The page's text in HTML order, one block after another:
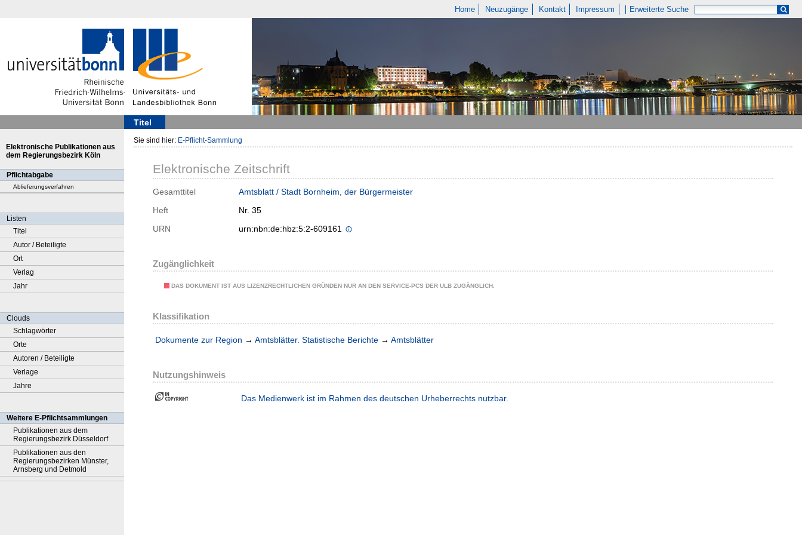
Home Neuzugänge Kontakt Impressum Erweiterte Suche
Titel
Elektronische Publikationen aus
dem Regierungsbezirk Köln
Pflichtabgabe
Ablieferungsverfahren
Listen
Titel
Autor / Beteiligte
Ort
Verlag
Jahr
Clouds
Schlagwörter
Orte
Autoren / Beteiligte
Verlage
Jahre
Weitere E-Pflichtsammlungen
Publikationen aus dem
Regierungsbezirk Düsseldorf
Publikationen aus den
Regierungsbezirken Münster,
Arnsberg und Detmold
Sie sind hier: E-Pflicht-Sammlung
Elektronische Zeitschrift
Gesamttitel
Amtsblatt / Stadt Bornheim, der Bürgermeister
Heft
Nr. 35
URN
urn:nbn:de:hbz:5:2-609161
Zugänglichkeit
DAS DOKUMENT IST AUS LIZENZRECHTLICHEN GRÜNDEN NUR AN DEN SERVICE-PCS DER ULB ZUGÄNGLICH.
Klassifikation
Dokumente zur Region → Amtsblätter. Statistische Berichte → Amtsblätter
Nutzungshinweis
Das Medienwerk ist im Rahmen des deutschen Urheberrechts nutzbar.